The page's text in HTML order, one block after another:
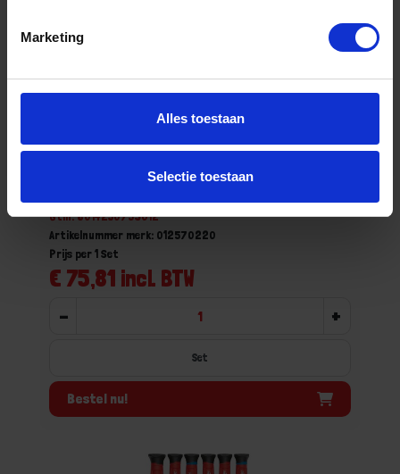
Marketing
Alles toestaan
Selectie toestaan
BETA Micro-schroevendraaierset TORX
Gtin: 8014230759012
Artikelnummer merk: 012570220
€ 75,81 incl. BTW
Prijs per 1 Set
- +
Set
Bestel nu!